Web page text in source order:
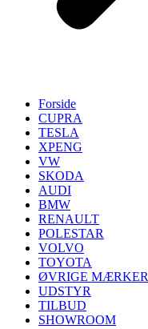
Forside
CUPRA
TESLA
XPENG
VW
SKODA
AUDI
BMW
RENAULT
POLESTAR
VOLVO
TOYOTA
ØVRIGE MÆRKER
UDSTYR
TILBUD
SHOWROOM